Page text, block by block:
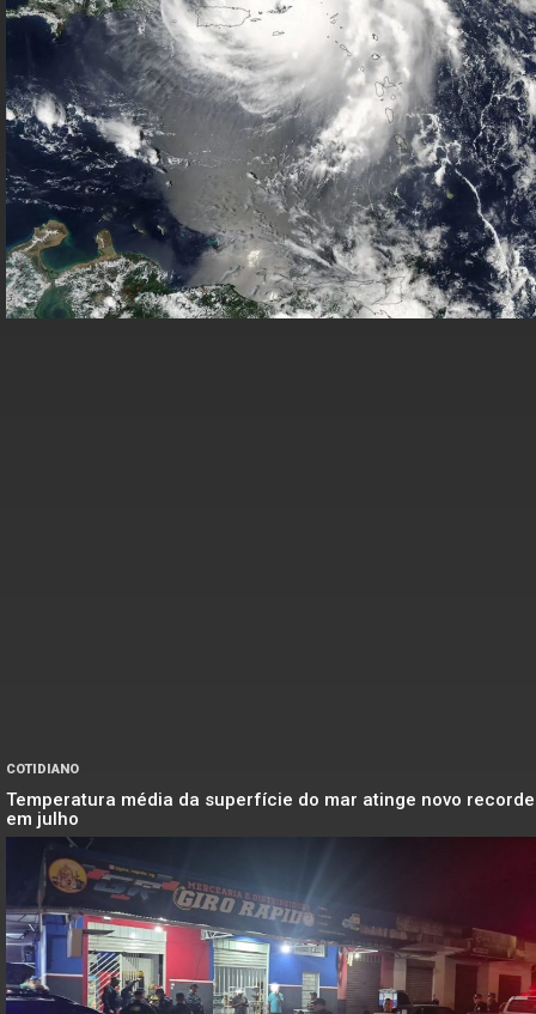
COTIDIANO
Temperatura média da superfície do mar atinge novo recorde
em julho